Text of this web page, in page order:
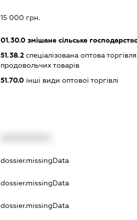
15 000 грн.
01.30.0 змішане сільське
51.38.2 спеціалізована оптова
продовольчих товарів
51.70.0 інші види оптової торгівлі
dossier.missingData
dossier.missingData
dossier.missingData